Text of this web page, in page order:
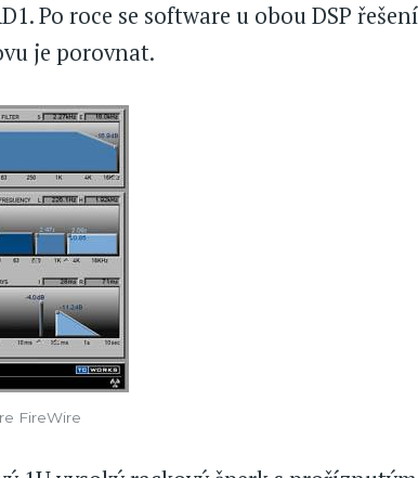
Po roce se software u obou DSP
je porovnat.
FireWire